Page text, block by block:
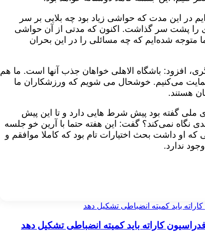
در این مدت که حواشی زیاد بود چه بلایی بر سر
را پشت سر گذاشت. اکنون که مدتی از آن حواشی
متوجه شده‌ایم که چه مسائلی را در این بحران
افزود: باشگاه الاهلی خواهان جذب آنها است. ما هم
حمایت می‌کنیم. خوشحال می شویم که ورزشکاران ما
هستند.
ملی گفته بود پیش شرط هایی دارد و تا این پیش
نمی‌کند؟ گفت: این هفته‌ حتما با آرین خو جلسه
داشت بحث اختیارات تام بود که کاملا موافقم و
ندارد.
باید کمیته انضباطی تشکیل دهد
کاراته باید کمیته انضباطی تشکیل دهد